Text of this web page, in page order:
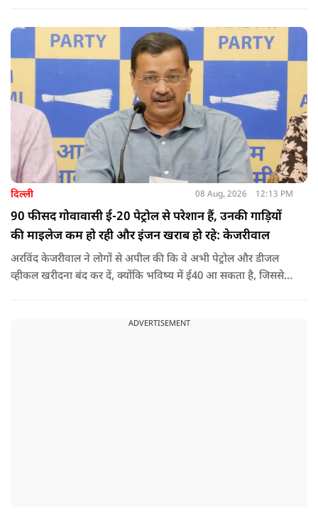
करवाईं और अब वह कुत्ते की तरह दिखने, चलने और रहने की कोशिश
करता है.
दिल्ली 08 Aug, 2026 12:13 PM
90 फीसद गोवावासी ई-20 पेट्रोल से परेशान हैं, उनकी गाड़ियों
की माइलेज कम हो रही और इंजन खराब हो रहे: केजरीवाल
अरविंद केजरीवाल ने लोगों से अपील की कि वे अभी पेट्रोल और डीजल
व्हीकल खरीदना बंद कर दें, क्योंकि भविष्य में ई40 आ सकता है, जिससे
ADVERTISEMENT